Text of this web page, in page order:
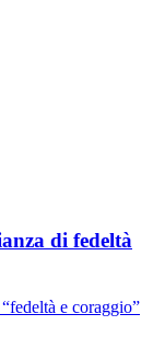
di fedeltà
e coraggio”